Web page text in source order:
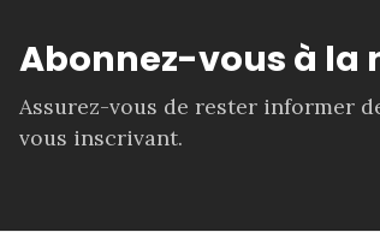
Abonnez-vous à la
Assurez-vous de rester informer
vous inscrivant.